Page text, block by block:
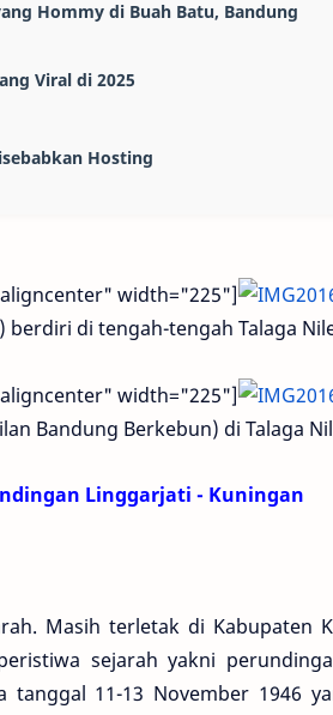
Hommy di Buah Batu, Bandung
Viral di 2025
Hosting
width="225"]
berdiri di tengah-tengah Talaga
width="225"]
Bandung Berkebun) di Talaga
Linggarjati - Kuningan
Masih terletak di Kabupaten
sejarah yakni
tanggal 11-13 November 1946